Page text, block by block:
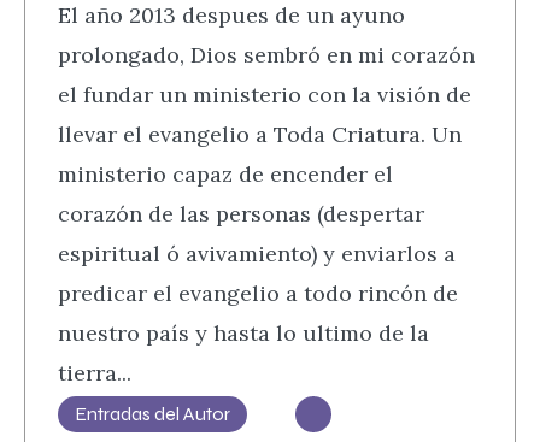
El año 2013 despues de un ayuno
prolongado, Dios sembró en mi corazón
el fundar un ministerio con la visión de
llevar el evangelio a Toda Criatura. Un
ministerio capaz de encender el
corazón de las personas (despertar
espiritual ó avivamiento) y enviarlos a
predicar el evangelio a todo rincón de
nuestro país y hasta lo ultimo de la
tierra...
Entradas del Autor